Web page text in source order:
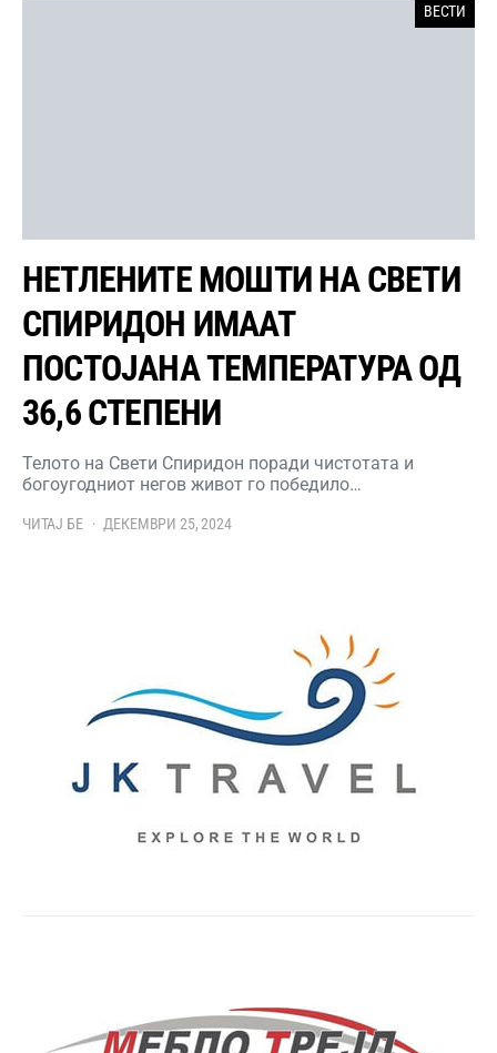
ВЕСТИ
НЕТЛЕНИТЕ МОШТИ НА СВЕТИ
СПИРИДОН ИМААТ
ПОСТОЈАНА ТЕМПЕРАТУРА ОД
36,6 СТЕПЕНИ
Телото на Свети Спиридон поради чистотата и
богоугодниот негов живот го победило…
ЧИТАЈ БЕ ДЕКЕМВРИ 25, 2024